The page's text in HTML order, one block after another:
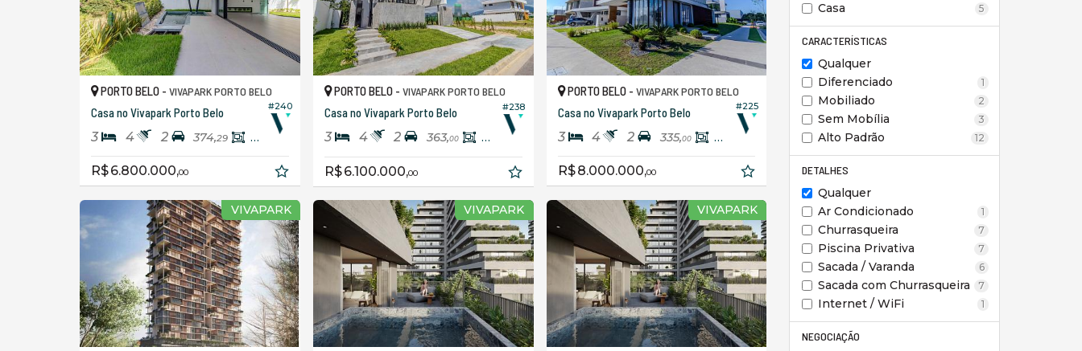
Casa 5
CARACTERÍSTICAS
Qualquer
Diferenciado
1
Mobiliado 2
Sem Mobília 3
Alto Padrão 12
DETALHES
Qualquer
Ar Condicionado
1
Churrasqueira 7
Piscina Privativa 7
Sacada / Varanda 6
Sacada com Churrasqueira 7
Internet / WiFi 1
NEGOCIAÇÃO
#240
PORTO BELO - VIVAPARK PORTO BELO
Casa no Vivapark Porto Belo
3 4 2 374,29 350,
R$ 6.800.000,00
#238
PORTO BELO - VIVAPARK PORTO BELO
Casa no Vivapark Porto Belo
3 4 2 363,00 339,
R$ 6.100.000,00
#225
PORTO BELO - VIVAPARK PORTO BELO
Casa no Vivapark Porto Belo
3 4 2 335,00 311,
R$ 8.000.000,00
VIVAPARK VIVAPARK VIVAPARK